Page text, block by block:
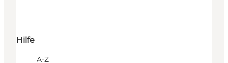
Hilfe
A-Z